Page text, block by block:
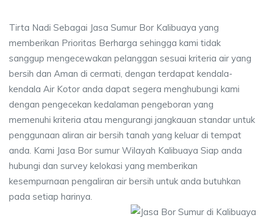
Tirta Nadi Sebagai Jasa Sumur Bor Kalibuaya yang
memberikan Prioritas Berharga sehingga kami tidak
sanggup mengecewakan pelanggan sesuai kriteria air yang
bersih dan Aman di cermati, dengan terdapat kendala-
kendala Air Kotor anda dapat segera menghubungi kami
dengan pengecekan kedalaman pengeboran yang
memenuhi kriteria atau mengurangi jangkauan standar untuk
penggunaan aliran air bersih tanah yang keluar di tempat
anda. Kami Jasa Bor sumur Wilayah Kalibuaya Siap anda
hubungi dan survey kelokasi yang memberikan
kesempurnaan pengaliran air bersih untuk anda butuhkan
pada setiap harinya.